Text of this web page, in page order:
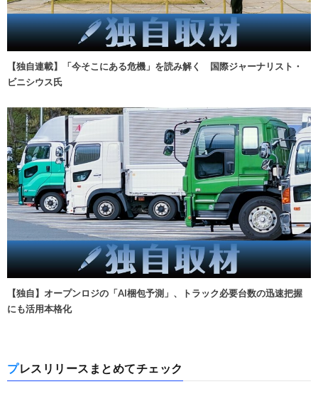
【独自連載】「今そこにある危機」を読み解く 国際ジャーナリスト・
ビニシウス氏
【独自】オープンロジの「AI梱包予測」、トラック必要台数の迅速把握
にも活用本格化
プレスリリースまとめてチェック